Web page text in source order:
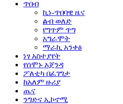
ጥበብ
ኪነ-ጥበባዊ ዜና
ልብ ወለድ
የግጥም ጥግ
አግራሞት
ማራኪ አንቀፅ
ነፃ አስተያየት
የሰሞኑ አጀንዳ
ፖለቲካ በፈገግታ
ከአለም ዙሪያ
ጤና
ንግድና ኢኮኖሚ